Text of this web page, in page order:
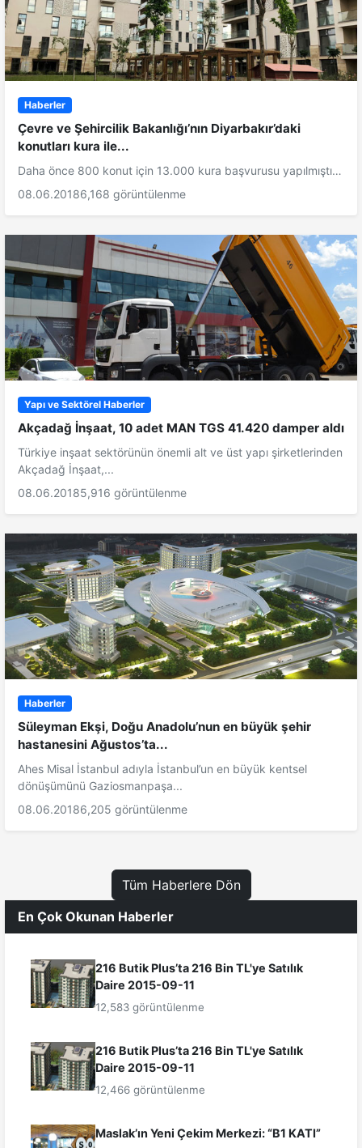
Haberler
Çevre ve Şehircilik Bakanlığı’nın Diyarbakır’daki
konutları kura ile...
Daha önce 800 konut için 13.000 kura başvurusu yapılmıştı…
08.06.20186,168 görüntülenme
Yapı ve Sektörel Haberler
Akçadağ İnşaat, 10 adet MAN TGS 41.420 damper aldı
Türkiye inşaat sektörünün önemli alt ve üst yapı şirketlerinden
Akçadağ İnşaat,...
08.06.20185,916 görüntülenme
Haberler
Süleyman Ekşi, Doğu Anadolu’nun en büyük şehir
hastanesini Ağustos’ta...
Ahes Misal İstanbul adıyla İstanbul’un en büyük kentsel
dönüşümünü Gaziosmanpaşa...
08.06.20186,205 görüntülenme
Tüm Haberlere Dön
En Çok Okunan Haberler
216 Butik Plus’ta 216 Bin TL'ye Satılık
Daire 2015-09-11
12,583 görüntülenme
216 Butik Plus’ta 216 Bin TL'ye Satılık
Daire 2015-09-11
12,466 görüntülenme
Maslak’ın Yeni Çekim Merkezi: “B1 KATI”